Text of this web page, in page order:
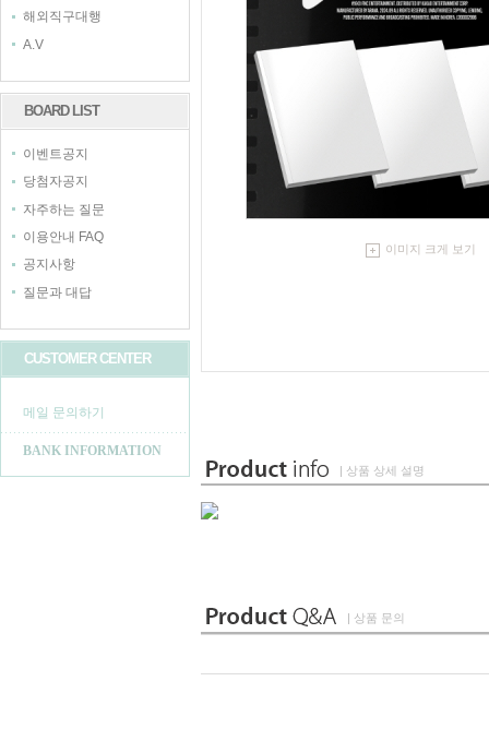
해외직구대행
A.V
BOARD LIST
이벤트공지
당첨자공지
자주하는 질문
이용안내 FAQ
공지사항
질문과 대답
CUSTOMER CENTER
메일 문의하기
BANK INFORMATION
이미지 크게 보기
| 상품 상세 설명
| 상품 문의